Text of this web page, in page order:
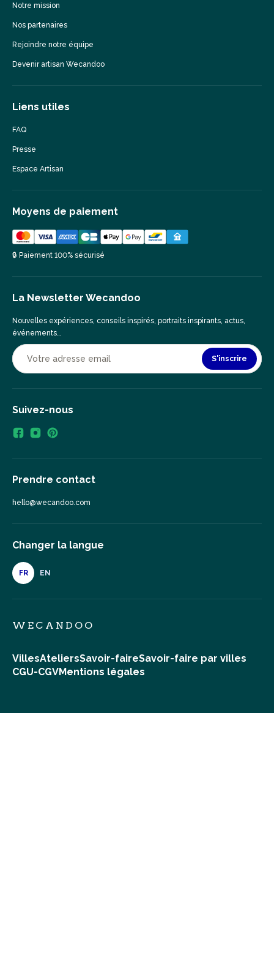
Notre mission
Nos partenaires
Rejoindre notre équipe
Devenir artisan Wecandoo
Liens utiles
FAQ
Presse
Espace Artisan
Moyens de paiement
🔒 Paiement 100% sécurisé
La Newsletter Wecandoo
Nouvelles expériences, conseils inspirés, portraits inspirants, actus,
événements…
S'inscrire
Suivez-nous
Prendre contact
hello@wecandoo.com
Changer la langue
FR EN
WECANDOO
VillesAteliersSavoir-faireSavoir-faire par villes
CGU-CGVMentions légales